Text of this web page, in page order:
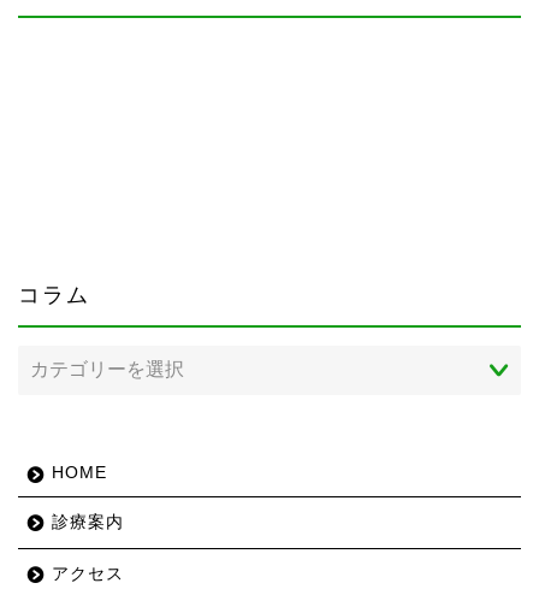
コラム
ラ
HOME
診療案内
アクセス